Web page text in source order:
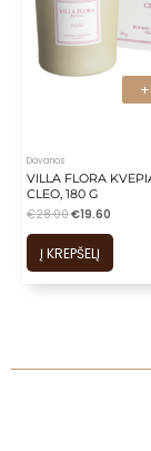
Dovanos
VILLA FLORA
CLEO, 180 G
€28.00€19.60
Į KREPŠELĮ